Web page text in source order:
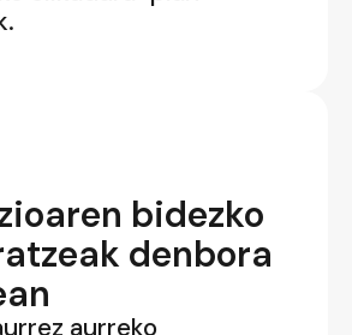
bidezko
denbora
aurreko